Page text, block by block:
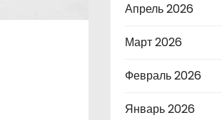
Апрель 2026
Март 2026
Февраль 2026
Январь 2026